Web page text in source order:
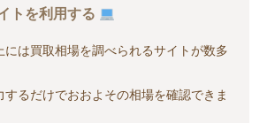
トを利用する
には買取相場を調べられるサイトが数多
するだけでおおよその相場を確認できま